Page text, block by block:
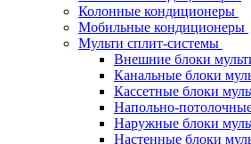
Колонные кондиционеры
Мобильные кондиционеры
Мульти сплит-системы
Внешние блоки
Канальные блоки
Кассетные блоки
Напольно-
Наружные блоки
Настенные блоки